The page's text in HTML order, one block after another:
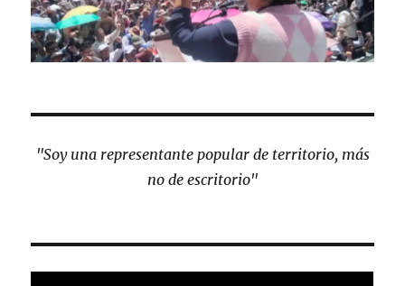
"Soy una representante popular de territorio, más
no de escritorio"